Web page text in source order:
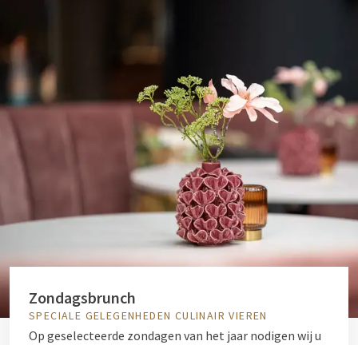
Zondagsbrunch
SPECIALE GELEGENHEDEN CULINAIR VIEREN
Op geselecteerde zondagen van het jaar nodigen wij u